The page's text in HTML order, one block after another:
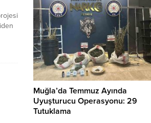
bin
Muğla’da Temmuz Ayında
Uyuşturucu Operasyonu: 29
Tutuklama